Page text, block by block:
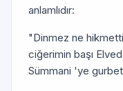
anlamlıdır:
"Dinmez ne
ciğerimin başı
Sümmani 'ye